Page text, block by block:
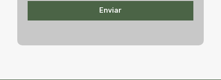
Enviar